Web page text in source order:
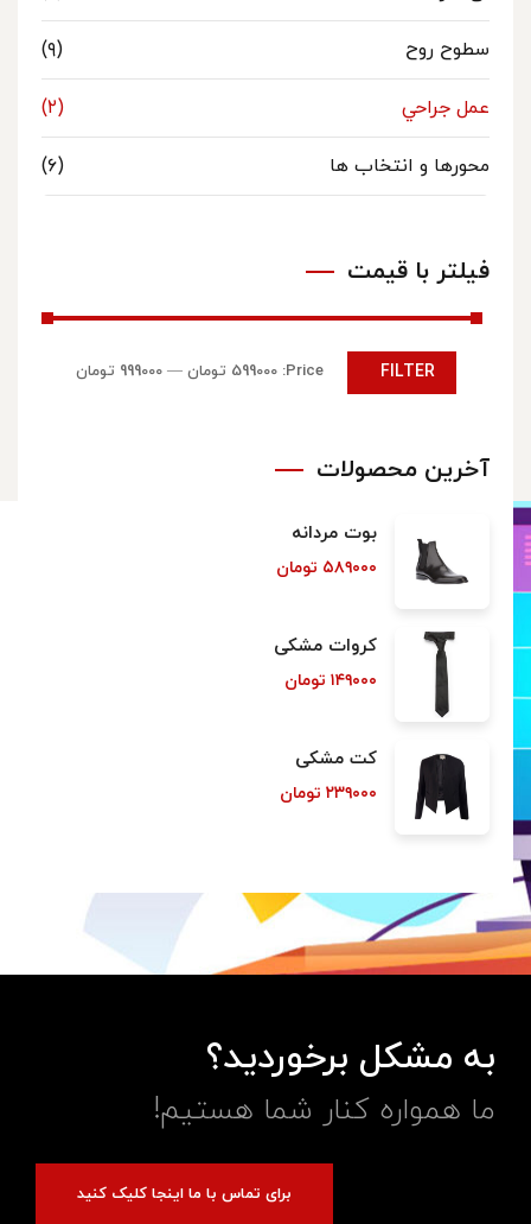
سطوح روح (۹)
عمل جراحي (۲)
محورها و انتخاب ها (۶)
فیلتر با قیمت
FILTER
Price: 599000 تومان —999000 تومان
آخرین محصولات
بوت مردانه
۵۸۹۰۰۰ تومان
کروات مشکی
۱۴۹۰۰۰ تومان
کت مشکی
۲۳۹۰۰۰ تومان
به مشکل برخوردید؟
ما همواره کنار شما هستیم!
برای تماس با ما اینجا کلیک کنید